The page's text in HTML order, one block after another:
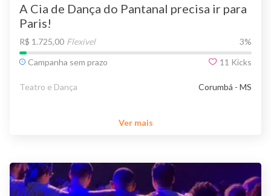
A Cia de Dança do Pantanal precisa ir para
Paris!
R$ 1.725,00 Flexível 3%
Campanha sem prazo
11 Kicks
Teatro e Dança Corumbá - MS
Ver mais